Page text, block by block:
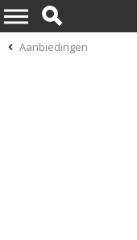
Aanbiedingen